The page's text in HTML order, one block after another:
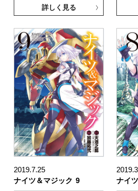
詳しく見る
2019.7.25
ナイツ＆マジック 9
ナイ